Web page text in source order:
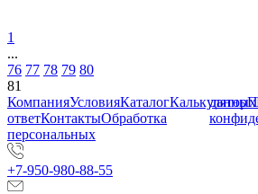
1
...
76 77 78 79 80
81
КомпанияУсловияКаталогКалькулятор
ответКонтактыОбработка
персональных
данных
+7-950-980-88-55